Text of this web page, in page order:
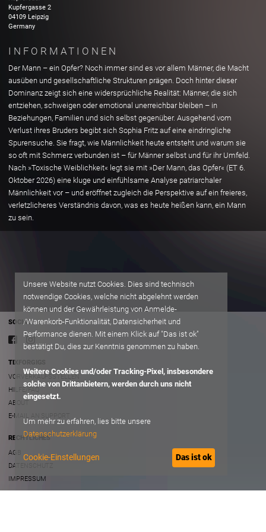
Kupfergasse 2
04109 Leipzig
Germany
INFORMATIONEN
Der Mann – ein Opfer? Noch immer sind es vor allem Männer, die Macht
ausüben und gesellschaftliche Strukturen prägen. Doch hinter dieser
Dominanz zeigt sich eine widersprüchliche Realität: Männer, die sich
entziehen, schweigen oder emotional unerreichbar bleiben – in
Beziehungen, Familien und sich selbst gegenüber. Ausgehend vom
Verlust ihres Bruders begibt sich Sophia Fritz auf eine eindringliche
Spurensuche. Sie fragt, wie Männlichkeit heute entsteht und warum sie
so oft mit Schmerz verbunden ist – für Männer selbst und für ihr Umfeld.
Nach »Toxische Weiblichkeit« legt sie mit »Der Mann, das Opfer« (ET 6.
Oktober 2026) eine kluge und einfühlsame Analyse patriarchaler
Männlichkeit vor – und eröffnet zugleich die Perspektive auf ein freieres,
verletzlicheres Verständnis davon, was es heute heißen kann, ein Mann
zu sein.
SOCIAL
TIXFORGIGS
VORVERKAUFSSTELLEN
HILFE/FAQ
ABOUT
E-MAIL AN SUPPORT
RECHTLICHES
AGB
DATENSCHUTZ
IMPRESSUM
Unsere Website nutzt Cookies. Dies sind technisch
notwendige Cookies, welche nicht abgelehnt werden
können und der Gewährleistung von Anmelde-
/Warenkorb-Funktionalität, Datensicherheit und
Performance dienen. Mit einem Klick auf "Das ist ok"
bestätigt Du, dies zur Kenntnis genommen zu haben.
Weitere Cookies und/oder Tracking-Pixel, insbesondere
solche von Drittanbietern, werden durch uns nicht
eingesetzt.
Um mehr zu erfahren, lies bitte unsere
Datenschutzerklärung
Cookie-Einstellungen Das ist ok